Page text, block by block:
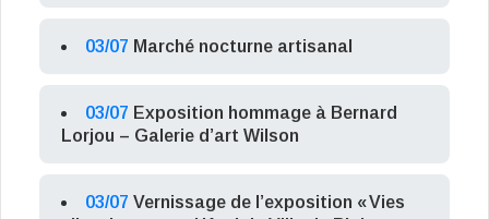
03/07 Marché nocturne artisanal
03/07 Exposition hommage à Bernard
Lorjou – Galerie d’art Wilson
03/07 Vernissage de l’exposition « Vies